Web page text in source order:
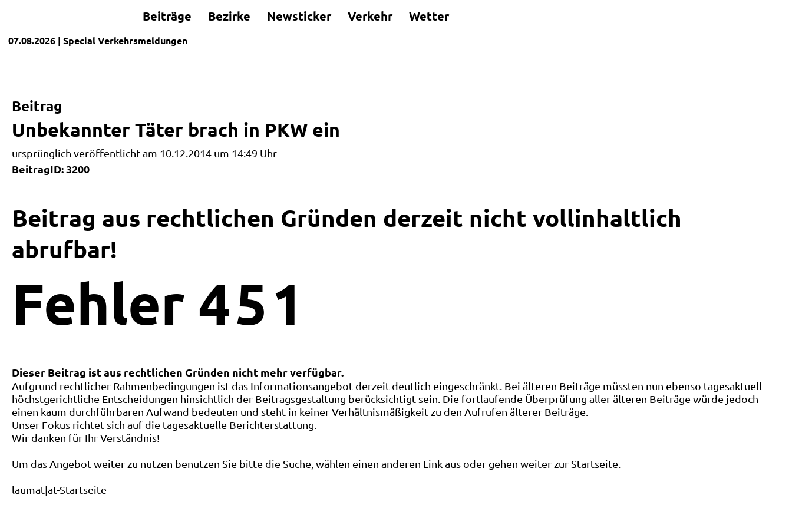
Beiträge Bezirke Newsticker Verkehr Wetter
07.08.2026 | SpecialVerkehrsmeldungen
Beitrag
Unbekannter Täter brach in PKW ein
ursprünglich veröffentlicht am 10.12.2014 um 14:49 Uhr
BeitragID: 3200
Beitrag aus rechtlichen Gründen derzeit nicht vollinhaltlich
abrufbar!
Fehler 4 5 1
Dieser Beitrag ist aus rechtlichen Gründen nicht mehr verfügbar.
Aufgrund rechtlicher Rahmenbedingungen ist das Informationsangebot derzeit deutlich eingeschränkt. Bei älteren Beiträge müssten nun ebenso tagesaktuell
höchstgerichtliche Entscheidungen hinsichtlich der Beitragsgestaltung berücksichtigt sein. Die fortlaufende Überprüfung aller älteren Beiträge würde jedoch
einen kaum durchführbaren Aufwand bedeuten und steht in keiner Verhältnismäßigkeit zu den Aufrufen älterer Beiträge.
Unser Fokus richtet sich auf die tagesaktuelle Berichterstattung.
Wir danken für Ihr Verständnis!
Um das Angebot weiter zu nutzen benutzen Sie bitte die Suche, wählen einen anderen Link aus oder gehen weiter zur Startseite.
laumat|at-Startseite